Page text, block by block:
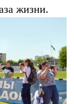
жизни.